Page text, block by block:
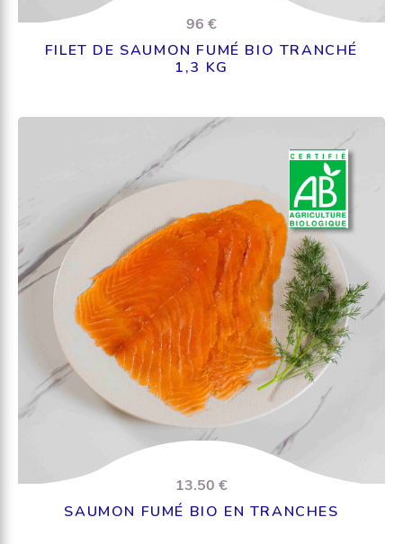
96 €
FILET DE SAUMON FUMÉ BIO TRANCHÉ
1,3 KG
13.50 €
SAUMON FUMÉ BIO EN TRANCHES